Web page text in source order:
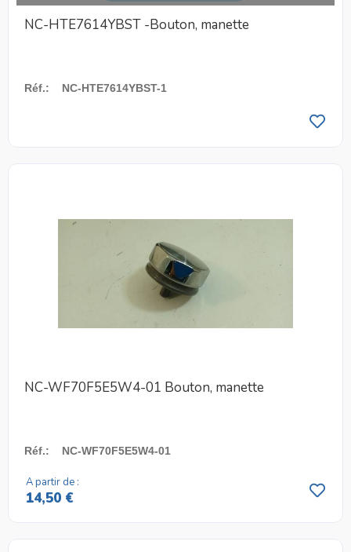
NC-HTE7614YBST -Bouton, manette
Réf.: NC-HTE7614YBST-1
NC-WF70F5E5W4-01 Bouton, manette
Réf.: NC-WF70F5E5W4-01
A partir de :
14,50 €